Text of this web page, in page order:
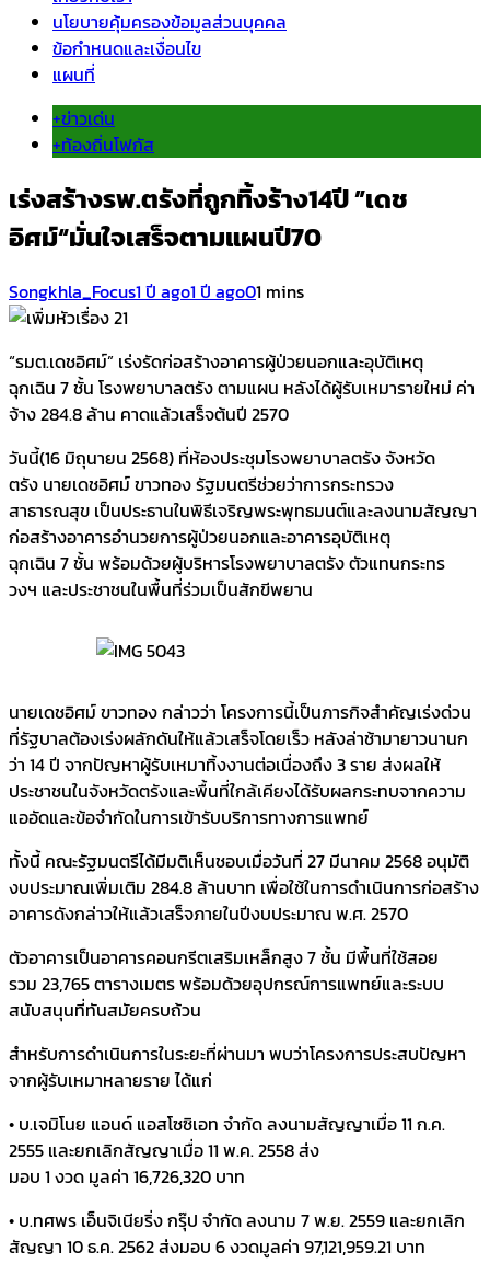
นโยบายคุ้มครองข้อมูลส่วนบุคคล
ข้อกำหนดและเงื่อนไข
แผนที่
+ข่าวเด่น
+ท้องถิ่นโฟกัส
เร่งสร้างรพ.ตรังที่ถูกทิ้งร้าง14ปี ”เดช
อิศม์“มั่นใจเสร็จตามแผนปี70
Songkhla_Focus1 ปี ago1 ปี ago01 mins
“รมต.เดชอิศม์” เร่งรัดก่อสร้างอาคารผู้ป่วยนอกและอุบัติเหตุ
ฉุกเฉิน 7 ชั้น โรงพยาบาลตรัง ตามแผน หลังได้ผู้รับเหมารายใหม่ ค่า
จ้าง 284.8 ล้าน คาดแล้วเสร็จต้นปี 2570
วันนี้(16 มิถุนายน 2568) ที่ห้องประชุมโรงพยาบาลตรัง จังหวัด
ตรัง นายเดชอิศม์ ขาวทอง รัฐมนตรีช่วยว่าการกระทรวง
สาธารณสุข เป็นประธานในพิธีเจริญพระพุทธมนต์และลงนามสัญญา
ก่อสร้างอาคารอำนวยการผู้ป่วยนอกและอาคารอุบัติเหตุ
ฉุกเฉิน 7 ชั้น พร้อมด้วยผู้บริหารโรงพยาบาลตรัง ตัวแทนกระทร
วงฯ และประชาชนในพื้นที่ร่วมเป็นสักขีพยาน
นายเดชอิศม์ ขาวทอง กล่าวว่า โครงการนี้เป็นภารกิจสำคัญเร่งด่วน
ที่รัฐบาลต้องเร่งผลักดันให้แล้วเสร็จโดยเร็ว หลังล่าช้ามายาวนานก
ว่า 14 ปี จากปัญหาผู้รับเหมาทิ้งงานต่อเนื่องถึง 3 ราย ส่งผลให้
ประชาชนในจังหวัดตรังและพื้นที่ใกล้เคียงได้รับผลกระทบจากความ
แออัดและข้อจำกัดในการเข้ารับบริการทางการแพทย์
ทั้งนี้ คณะรัฐมนตรีได้มีมติเห็นชอบเมื่อวันที่ 27 มีนาคม 2568 อนุมัติ
งบประมาณเพิ่มเติม 284.8 ล้านบาท เพื่อใช้ในการดำเนินการก่อสร้าง
อาคารดังกล่าวให้แล้วเสร็จภายในปีงบประมาณ พ.ศ. 2570
ตัวอาคารเป็นอาคารคอนกรีตเสริมเหล็กสูง 7 ชั้น มีพื้นที่ใช้สอย
รวม 23,765 ตารางเมตร พร้อมด้วยอุปกรณ์การแพทย์และระบบ
สนับสนุนที่ทันสมัยครบถ้วน
สำหรับการดำเนินการในระยะที่ผ่านมา พบว่าโครงการประสบปัญหา
จากผู้รับเหมาหลายราย ได้แก่
• บ.เจมิโนย แอนด์ แอสโซซิเอท จำกัด ลงนามสัญญาเมื่อ 11 ก.ค.
2555 และยกเลิกสัญญาเมื่อ 11 พ.ค. 2558 ส่ง
มอบ 1 งวด มูลค่า 16,726,320 บาท
• บ.ทศพร เอ็นจิเนียริ่ง กรุ๊ป จำกัด ลงนาม 7 พ.ย. 2559 และยกเลิก
สัญญา 10 ธ.ค. 2562 ส่งมอบ 6 งวดมูลค่า 97,121,959.21 บาท